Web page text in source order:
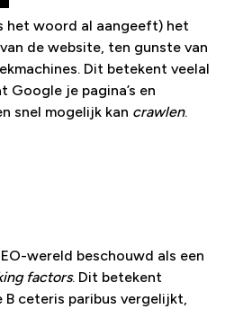
het woord al aangeeft) het
de website, ten gunste van
Dit betekent veelal
je pagina’s en
snel mogelijk kan crawlen.
wereld beschouwd als een
factors. Dit betekent
ceteris paribus vergelijkt,